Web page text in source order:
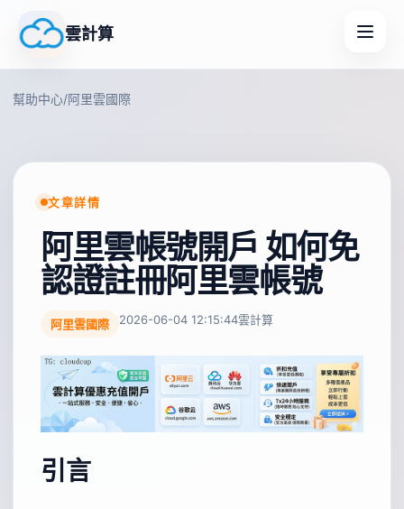
雲計算
幫助中心/阿里雲國際
文章詳情
阿里雲帳號開戶 如何免
認證註冊阿里雲帳號
阿里雲國際 2026-06-04 12:15:44雲計算
引言